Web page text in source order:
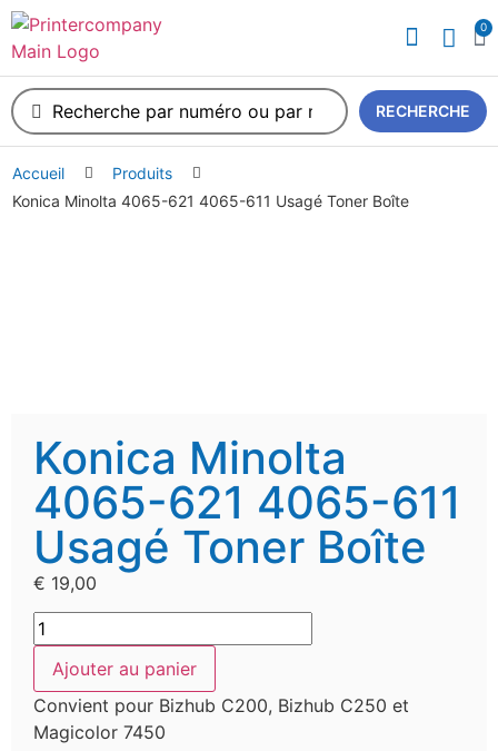
0
RECHERCHE
Accueil
Produits
Konica Minolta 4065-621 4065-611 Usagé Toner Boîte
Konica Minolta
4065-621 4065-611
Usagé Toner Boîte
€ 19,00
Ajouter au panier
Convient pour Bizhub C200, Bizhub C250 et
Magicolor 7450